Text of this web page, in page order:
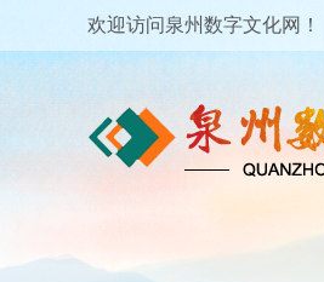
欢迎访问泉州数字文化网